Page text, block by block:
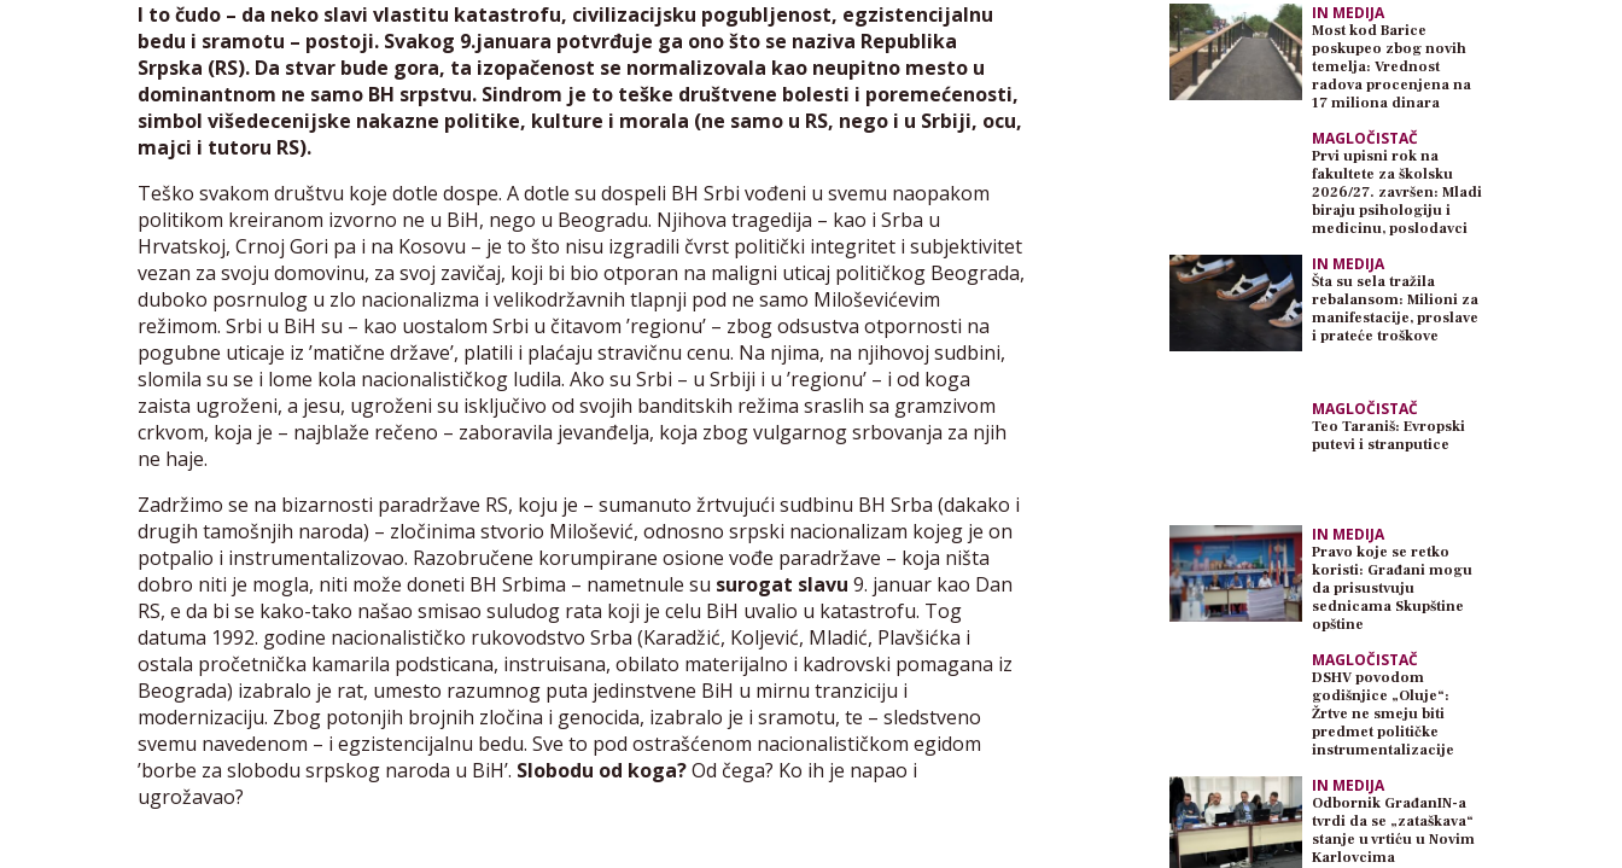
I to čudo – da neko slavi vlastitu katastrofu, civilizacijsku pogubljenost, egzistencijalnu
bedu i sramotu – postoji. Svakog 9.januara potvrđuje ga ono što se naziva Republika
Srpska (RS). Da stvar bude gora, ta izopačenost se normalizovala kao neupitno mesto u
dominantnom ne samo BH srpstvu. Sindrom je to teške društvene bolesti i poremećenosti,
simbol višedecenijske nakazne politike, kulture i morala (ne samo u RS, nego i u Srbiji, ocu,
majci i tutoru RS).
Teško svakom društvu koje dotle dospe. A dotle su dospeli BH Srbi vođeni u svemu naopakom
politikom kreiranom izvorno ne u BiH, nego u Beogradu. Njihova tragedija – kao i Srba u
Hrvatskoj, Crnoj Gori pa i na Kosovu – je to što nisu izgradili čvrst politički integritet i subjektivitet
vezan za svoju domovinu, za svoj zavičaj, koji bi bio otporan na maligni uticaj političkog Beograda,
duboko posrnulog u zlo nacionalizma i velikodržavnih tlapnji pod ne samo Miloševićevim
režimom. Srbi u BiH su – kao uostalom Srbi u čitavom ’regionu’ – zbog odsustva otpornosti na
pogubne uticaje iz ’matične države’, platili i plaćaju stravičnu cenu. Na njima, na njihovoj sudbini,
slomila su se i lome kola nacionalističkog ludila. Ako su Srbi – u Srbiji i u ’regionu’ – i od koga
zaista ugroženi, a jesu, ugroženi su isključivo od svojih banditskih režima sraslih sa gramzivom
crkvom, koja je – najblaže rečeno – zaboravila jevanđelja, koja zbog vulgarnog srbovanja za njih
ne haje.
Zadržimo se na bizarnosti paradržave RS, koju je – sumanuto žrtvujući sudbinu BH Srba (dakako i
drugih tamošnjih naroda) – zločinima stvorio Milošević, odnosno srpski nacionalizam kojeg je on
potpalio i instrumentalizovao. Razobručene korumpirane osione vođe paradržave – koja ništa
dobro niti je mogla, niti može doneti BH Srbima – nametnule su surogat slavu 9. januar kao Dan
RS, e da bi se kako-tako našao smisao suludog rata koji je celu BiH uvalio u katastrofu. Tog
datuma 1992. godine nacionalističko rukovodstvo Srba (Karadžić, Koljević, Mladić, Plavšićka i
ostala pročetnička kamarila podsticana, instruisana, obilato materijalno i kadrovski pomagana iz
Beograda) izabralo je rat, umesto razumnog puta jedinstvene BiH u mirnu tranziciju i
modernizaciju. Zbog potonjih brojnih zločina i genocida, izabralo je i sramotu, te – sledstveno
svemu navedenom – i egzistencijalnu bedu. Sve to pod ostrašćenom nacionalističkom egidom
’borbe za slobodu srpskog naroda u BiH’. Slobodu od koga?Od čega? Ko ih je napao i
ugrožavao?
IN MEDIJA
Most kod Barice
poskupeo zbog novih
temelja: Vrednost
radova procenjena na
17 miliona dinara
MAGLOČISTAČ
Prvi upisni rok na
fakultete za školsku
2026/27. završen: Mladi
biraju psihologiju i
medicinu, poslodavci
IN MEDIJA
Šta su sela tražila
rebalansom: Milioni za
manifestacije, proslave
i prateće troškove
MAGLOČISTAČ
Teo Taraniš: Evropski
putevi i stranputice
IN MEDIJA
Pravo koje se retko
koristi: Građani mogu
da prisustvuju
sednicama Skupštine
opštine
MAGLOČISTAČ
DSHV povodom
godišnjice „Oluje“:
Žrtve ne smeju biti
predmet političke
instrumentalizacije
IN MEDIJA
Odbornik GrađanIN-a
tvrdi da se „zataškava“
stanje u vrtiću u Novim
Karlovcima